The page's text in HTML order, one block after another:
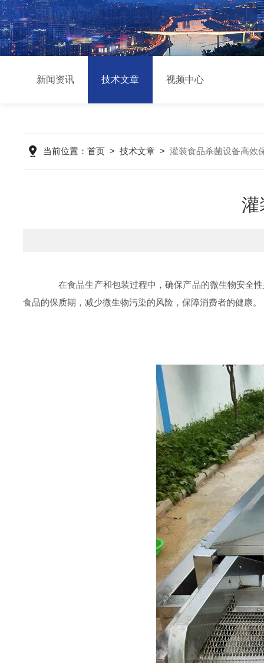
新闻资讯 技术文章 视频中心
当前位置： 首页 > 技术文章 > 灌装食品杀菌设备高效
灌
在食品生产和包装过程中，确保产品的微生物安全性
食品的保质期，减少微生物污染的风险，保障消费者的健康。